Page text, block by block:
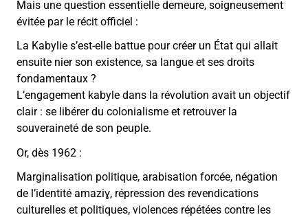
Mais une question essentielle demeure, soigneusement
évitée par le récit officiel :
La Kabylie s’est-elle battue pour créer un État qui allait
ensuite nier son existence, sa langue et ses droits
fondamentaux ?
L’engagement kabyle dans la révolution avait un objectif
clair : se libérer du colonialisme et retrouver la
souveraineté de son peuple.
Or, dès 1962 :
Marginalisation politique, arabisation forcée, négation
de l’identité amaziɣ, répression des revendications
culturelles et politiques, violences répétées contre les